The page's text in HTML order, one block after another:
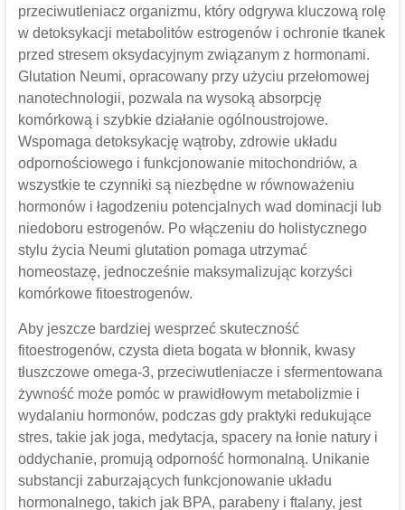
przeciwutleniacz organizmu, który odgrywa kluczową rolę
w detoksykacji metabolitów estrogenów i ochronie tkanek
przed stresem oksydacyjnym związanym z hormonami.
Glutation Neumi, opracowany przy użyciu przełomowej
nanotechnologii, pozwala na wysoką absorpcję
komórkową i szybkie działanie ogólnoustrojowe.
Wspomaga detoksykację wątroby, zdrowie układu
odpornościowego i funkcjonowanie mitochondriów, a
wszystkie te czynniki są niezbędne w równoważeniu
hormonów i łagodzeniu potencjalnych wad dominacji lub
niedoboru estrogenów. Po włączeniu do holistycznego
stylu życia Neumi glutation pomaga utrzymać
homeostazę, jednocześnie maksymalizując korzyści
komórkowe fitoestrogenów.
Aby jeszcze bardziej wesprzeć skuteczność
fitoestrogenów, czysta dieta bogata w błonnik, kwasy
tłuszczowe omega-3, przeciwutleniacze i sfermentowana
żywność może pomóc w prawidłowym metabolizmie i
wydalaniu hormonów, podczas gdy praktyki redukujące
stres, takie jak joga, medytacja, spacery na łonie natury i
oddychanie, promują odporność hormonalną. Unikanie
substancji zaburzających funkcjonowanie układu
hormonalnego, takich jak BPA, parabeny i ftalany, jest